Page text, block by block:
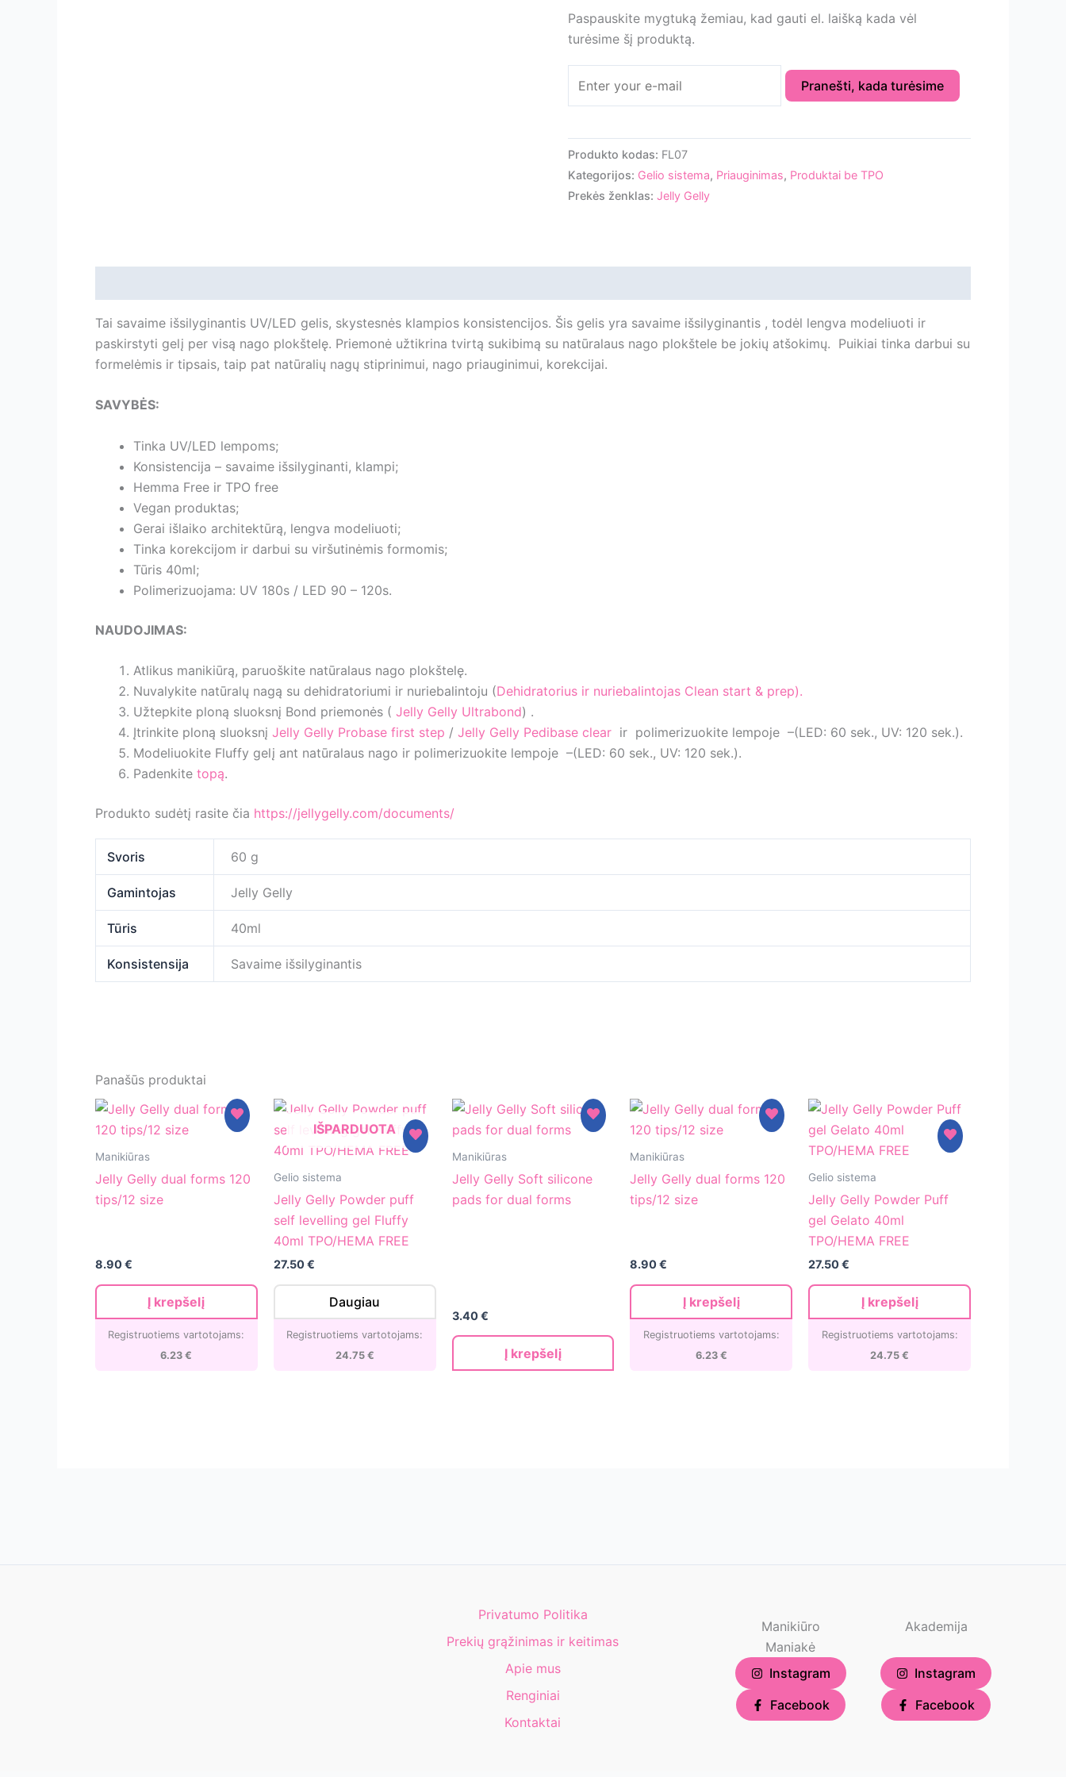
Paspauskite mygtuką žemiau, kad gauti el. laišką kada vėl
turėsime šį produktą.
Pranešti, kada turėsime
Produkto kodas: FL07
Kategorijos: Gelio sistema, Priauginimas, Produktai be TPO
Prekės ženklas:Jelly Gelly
Tai savaime išsilyginantis UV/LED gelis, skystesnės klampios konsistencijos. Šis gelis yra savaime išsilyginantis , todėl lengva modeliuoti ir
paskirstyti gelį per visą nago plokštelę. Priemonė užtikrina tvirtą sukibimą su natūralaus nago plokštele be jokių atšokimų. Puikiai tinka darbui su
formelėmis ir tipsais, taip pat natūralių nagų stiprinimui, nago priauginimui, korekcijai.
SAVYBĖS:
Tinka UV/LED lempoms;
Konsistencija – savaime išsilyginanti, klampi;
Hemma Free ir TPO free
Vegan produktas;
Gerai išlaiko architektūrą, lengva modeliuoti;
Tinka korekcijom ir darbui su viršutinėmis formomis;
Tūris 40ml;
Polimerizuojama: UV 180s / LED 90 – 120s.
NAUDOJIMAS:
Atlikus manikiūrą, paruoškite natūralaus nago plokštelę.
Nuvalykite natūralų nagą su dehidratoriumi ir nuriebalintoju (Dehidratorius ir nuriebalintojas Clean start & prep).
Užtepkite ploną sluoksnį Bond priemonės ( Jelly Gelly Ultrabond) .
Įtrinkite ploną sluoksnį Jelly Gelly Probase first step / Jelly Gelly Pedibase clear ir polimerizuokite lempoje –(LED: 60 sek., UV: 120 sek.).
Modeliuokite Fluffy gelį ant natūralaus nago ir polimerizuokite lempoje –(LED: 60 sek., UV: 120 sek.).
Padenkite topą.
Produkto sudėtį rasite čia https://jellygelly.com/documents/
Svoris 60 g
Gamintojas Jelly Gelly
Tūris 40ml
Konsistensija Savaime išsilyginantis
Panašūs produktai
Jelly
dual
forms
size
Manikiūras
Jelly Gelly dual forms 120
tips/12 size
8.90€
Į krepšelį
Registruotiems vartotojams:
6.23€
Jelly
Powder
levelling
gel
Fluffy
40ml
TPO/HEMA
IŠPARDUOTA
Gelio sistema
Jelly Gelly Powder puff
self levelling gel Fluffy
40ml TPO/HEMA FREE
27.50€
Daugiau
Registruotiems vartotojams:
24.75 €
Jelly
Soft
silicone
Manikiūras
Jelly Gelly Soft silicone
pads for dual forms
3.40€
Į krepšelį
Jelly
dual
forms
size
Manikiūras
Jelly Gelly dual forms 120
tips/12 size
8.90€
Į krepšelį
Registruotiems vartotojams:
6.23 €
Jelly
Powder
Puff
Gelato
40ml
TPO/HEMA
FREE
Gelio sistema
Jelly Gelly Powder Puff
gel Gelato 40ml
TPO/HEMA FREE
27.50€
Į krepšelį
Registruotiems vartotojams:
24.75€
Privatumo Politika
Prekių grąžinimas ir keitimas
Apie mus
Renginiai
Kontaktai
Manikiūro
Maniakė
Instagram
Facebook
Akademija
Instagram
Facebook